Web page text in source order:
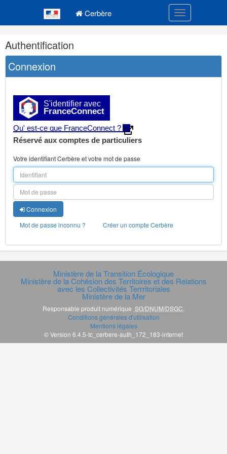
Cerbère Toggle
Navigation
et
outils
annexes
Authentification
Connexion
S'identifier avec
FranceConnect
Qu' est-ce que FranceConnect ?
Réservé aux comptes de particuliers
Votre identifiant Cerbère et votre mot de passe
Connexion
Mot de passe inconnu ?
Créer un compte Cerbère
Ministère de la Transition Écologique
Ministère de la Cohésion des Territoires et des Relations
avec les Collectivités Terrritoriales
Ministère de la Mer
Responsable produit numérique SG/DNUM/DSGC.
Conditions générales d'utilisation
Mentions légales
© Version 6.4.5-tc_cerbere-auth_172_183-internet